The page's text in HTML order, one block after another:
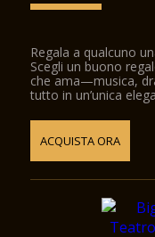
Regala a qualcuno
Scegli un buono
che ama—musica,
tutto in un’unica
ACQUISTA ORA